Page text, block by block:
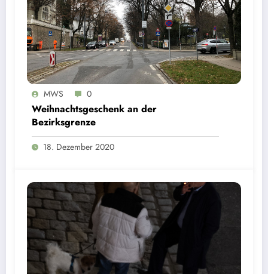
MWS 0
Weihnachtsgeschenk an der
Bezirksgrenze
18. Dezember 2020